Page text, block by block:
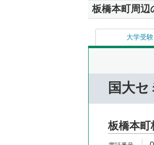
板橋本町周辺
大学受験
国大セ
板橋本町